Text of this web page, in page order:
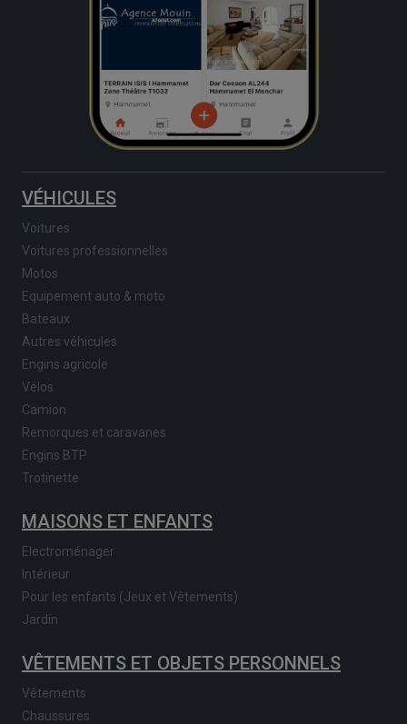
VÉHICULES
Voitures
Voitures professionnelles
Motos
Equipement auto & moto
Bateaux
Autres véhicules
Engins agricole
Vélos
Camion
Remorques et caravanes
Engins BTP
Trotinette
MAISONS ET ENFANTS
Electroménager
Intérieur
Pour les enfants (Jeux et Vêtements)
Jardin
VÊTEMENTS ET OBJETS PERSONNELS
Vêtements
Chaussures